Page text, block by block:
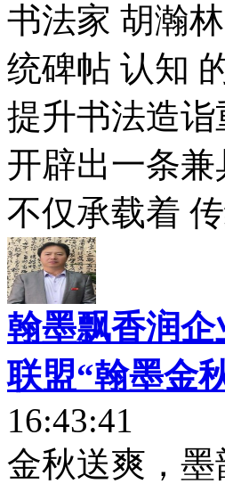
书法家 胡瀚
统碑帖 认知
提升书法造
开辟出一条
不仅承载着
翰墨飘香润
联盟“翰墨金
16:43:41
金秋送爽，